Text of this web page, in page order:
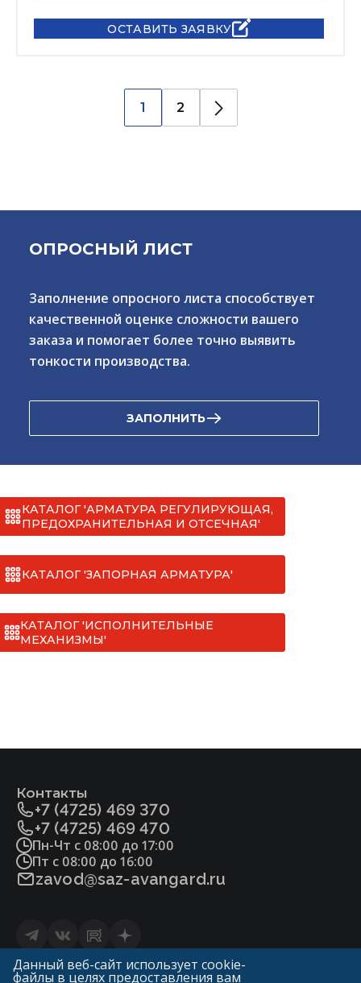
ОСТАВИТЬ ЗАЯВКУ
1 2
ОПРОСНЫЙ ЛИСТ
Заполнение опросного листа способствует
качественной оценке сложности вашего
заказа и помогает более точно выявить
тонкости производства.
ЗАПОЛНИТЬ
КАТАЛОГ 'АРМАТУРА РЕГУЛИРУЮЩАЯ,
ПРЕДОХРАНИТЕЛЬНАЯ И ОТСЕЧНАЯ'
КАТАЛОГ 'ЗАПОРНАЯ АРМАТУРА'
КАТАЛОГ 'ИСПОЛНИТЕЛЬНЫЕ
МЕХАНИЗМЫ'
Контакты
+7 (4725) 469 370
+7 (4725) 469 470
Пн-Чт с 08:00 до 17:00
Пт с 08:00 до 16:00
zavod@saz-avangard.ru
Статьи
Данный веб-сайт использует cookie-
файлы в целях предоставления вам